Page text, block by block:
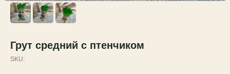
Грут средний с птенчиком
SKU: